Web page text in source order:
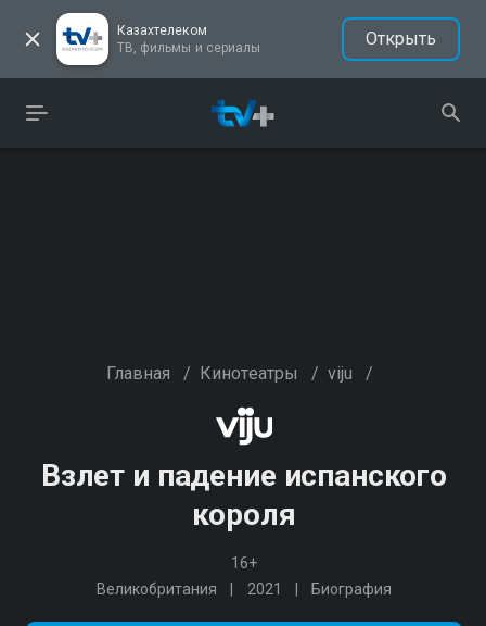
Казахтелеком
ТВ, фильмы и сериалы
Открыть
Главная / Кинотеатры / viju /
Взлет и падение испанского
короля
16+
Великобритания
2021 Биография